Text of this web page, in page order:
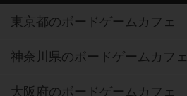
東京都のボードゲームカフェ
神奈川県のボードゲームカフェ
大阪府のボードゲームカフェ